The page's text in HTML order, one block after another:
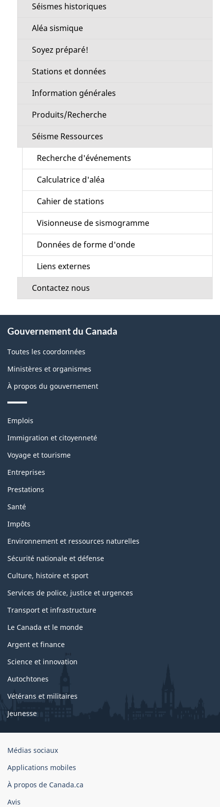
Séismes historiques
Aléa sismique
Soyez préparé!
Stations et données
Information générales
Produits/Recherche
Séisme Ressources
Recherche d'événements
Calculatrice d'aléa
Cahier de stations
Visionneuse de sismogramme
Données de forme d'onde
Liens externes
Contactez nous
propos
de
ce
Gouvernement du Canada
Toutes les coordonnées
Ministères et organismes
À propos du gouvernement
Thèmes
sujets
Emplois
Immigration et citoyenneté
Voyage et tourisme
Entreprises
Prestations
Santé
Impôts
Environnement et ressources naturelles
Sécurité nationale et défense
Culture, histoire et sport
Services de police, justice et urgences
Transport et infrastructure
Le Canada et le monde
Argent et finance
Science et innovation
Autochtones
Vétérans et militaires
Jeunesse
Organisation
gouvernement
du
Canada
Médias sociaux
Applications mobiles
À propos de Canada.ca
Avis